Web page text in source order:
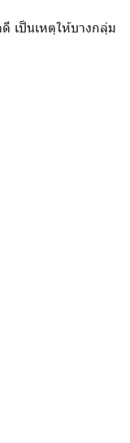
เป็นเหตุให้บางกลุ่ม